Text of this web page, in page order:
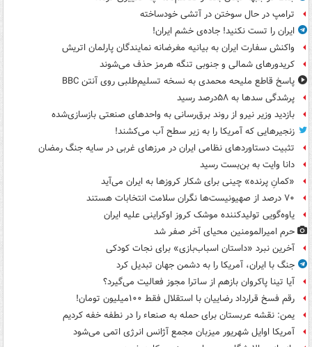
ترامپ در حال سوختن در آتشی خودساخته
ایران را تست نکنید! جاده‌ی خشم ایران!
واکنش سفارت ایران به بیانیه مغرضانه نمایندگان پارلمان اتریش
کریدورهای شمالی و جنوبی تنگه هرمز حذف می‌شوند
پاسخ قاطع ملیحه محمدی به نسخه تسلیم‌طلبی روی آنتن BBC
پرشدگی سدها به ۵۸درصد رسید
بازدید وزیر نیرو از روند برق‌رسانی به واحدهای صنعتی بازسازی‌شده
زنجیرهایی که آمریکا را به زیر سطح آب می‌کشند!
تثبیت دستاوردهای نظامی ایران در مرزهای غربی در سایه جنگ رمضان
دانا وایت به بن‌بست رسید
«کمانِ پرنده» چینی برای شکار کروزها به ایران می‌آید
۷۰ درصد از صهیونیست‌ها نگران سلامت انتخابات هستند
یاوه‌گویی تولیدکننده موشک کروز اوکراینی علیه ایران
حرم امیرالمومنین محیای آخر صفر شد
آخرین نبرد «داستان اسباب‌بازی» برای نجات کودکی
جنگ با ایران، آمریکا را به دشمن جهان تبدیل کرد
آیا تینا پاکروان بازهم از ساترا مجوز فعالیت می‌گیرد؟
رقم فسخ قرارداد رضاییان با استقلال فقط ۱۰۰میلیون تومان!
یمن: نقشه عربستان برای حمله به صنعاء را در نطفه خفه کردیم
آمریکا اوایل شهریور میزبان مجمع آژانس انرژی اتمی می‌شود